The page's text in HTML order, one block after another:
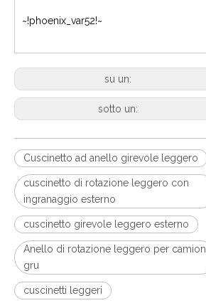
~!phoenix_var52!~
su un:
sotto un:
Cuscinetto ad anello girevole leggero
cuscinetto di rotazione leggero con
ingranaggio esterno
cuscinetto girevole leggero esterno
Anello di rotazione leggero per camion
gru
cuscinetti leggeri